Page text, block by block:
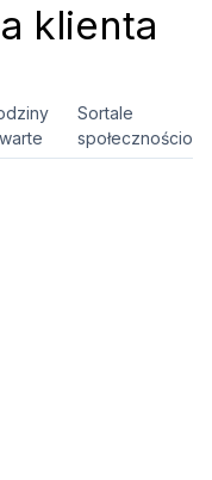
klienta
Sortale